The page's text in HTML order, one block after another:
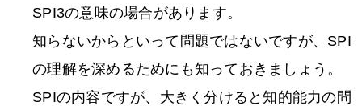
SPI3の意味の場合があります。
知らないからといって問題ではないですが、SPI
の理解を深めるためにも知っておきましょう。
SPIの内容ですが、大きく分けると知的能力の問